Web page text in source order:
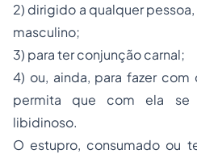
2) dirigido a qualquer
masculino;
3) para ter conjunção carnal;
4) ou, ainda, para fazer
permita que com ela se
libidinoso.
O estupro, consumado ou